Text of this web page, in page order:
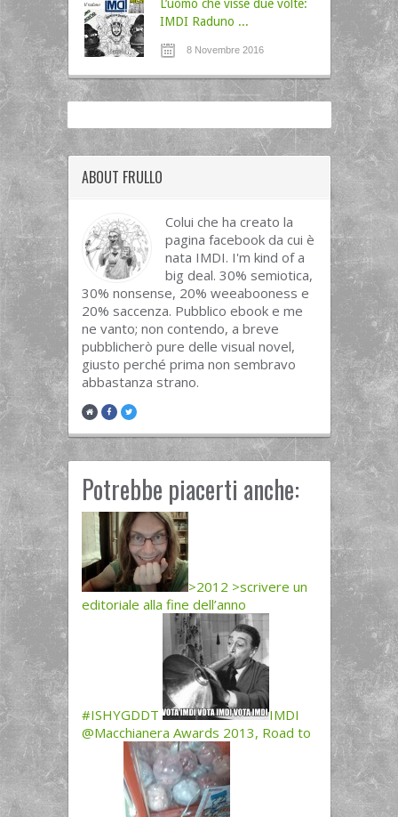
L’uomo che visse due volte:
IMDI Raduno ...
8 Novembre 2016
ABOUT FRULLO
Colui che ha creato la
pagina facebook da cui è
nata IMDI. I'm kind of a
big deal. 30% semiotica,
30% nonsense, 20% weeabooness e
20% saccenza. Pubblico ebook e me
ne vanto; non contendo, a breve
pubblicherò pure delle visual novel,
giusto perché prima non sembravo
abbastanza strano.
Potrebbe piacerti anche:
>2012 >scrivere un
editoriale alla fine dell’anno
#ISHYGDDT
IMDI
@Macchianera Awards 2013, Road to